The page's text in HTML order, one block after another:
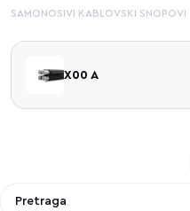
SAMONOSIVI KABLOVSKI SNOPOVI
X00 A